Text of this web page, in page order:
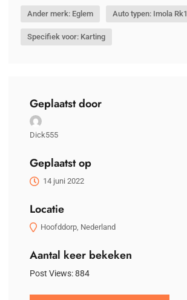
Ander merk: Eglem Auto typen: Imola Rk1
Specifiek voor: Karting
Geplaatst door
Dick555
Geplaatst op
14 juni 2022
Locatie
Hoofddorp, Nederland
Aantal keer bekeken
Post Views:884